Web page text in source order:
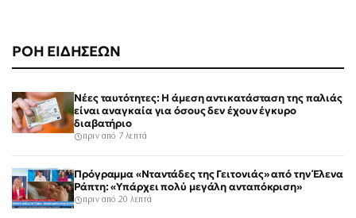
ΡΟΗ ΕΙΔΗΣΕΩΝ
Νέες ταυτότητες: Η άμεση αντικατάσταση της παλιάς
είναι αναγκαία για όσους δεν έχουν έγκυρο
διαβατήριο
πριν από 7 λεπτά
Πρόγραμμα «Νταντάδες της Γειτονιάς» από την Έλενα
Ράπτη: «Υπάρχει πολύ μεγάλη ανταπόκριση»
πριν από 20 λεπτά